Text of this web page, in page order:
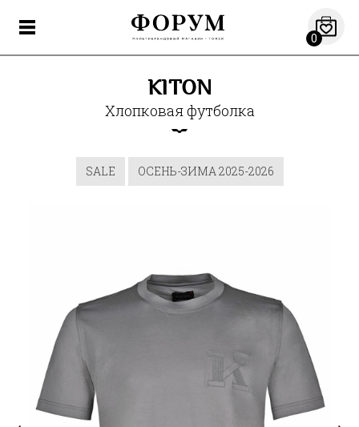
0
KITON
Хлопковая футболка
SALE ОСЕНЬ-ЗИМА 2025-2026